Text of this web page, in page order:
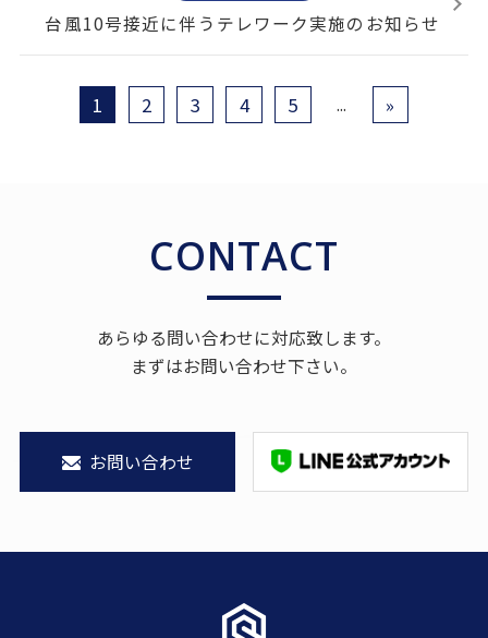
台風10号接近に伴うテレワーク実施のお知らせ
1 2 3 4 5 ... »
CONTACT
あらゆる問い合わせに対応致します。
まずはお問い合わせ下さい。
お問い合わせ